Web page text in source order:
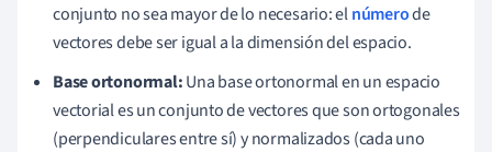
conjunto no sea mayor de lo necesario: elnúmerode
vectores debe ser igual a la dimensión del espacio.
Base ortonormal:Una base ortonormal en un espacio
vectorial es un conjunto de vectores que son ortogonales
(perpendiculares entre sí) y normalizados (cada uno